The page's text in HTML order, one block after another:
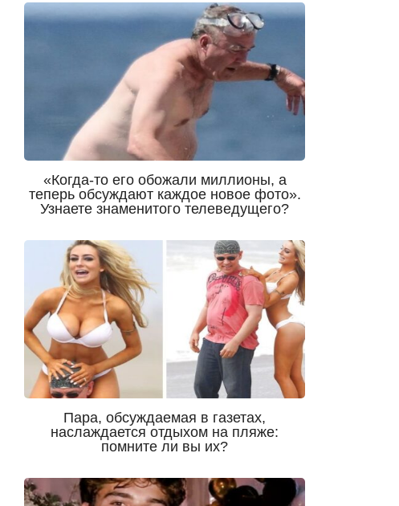
«Когда-то его обожали миллионы, а
теперь обсуждают каждое новое фото».
Узнаете знаменитого телеведущего?
Пара, обсуждаемая в газетах,
наслаждается отдыхом на пляже:
помните ли вы их?